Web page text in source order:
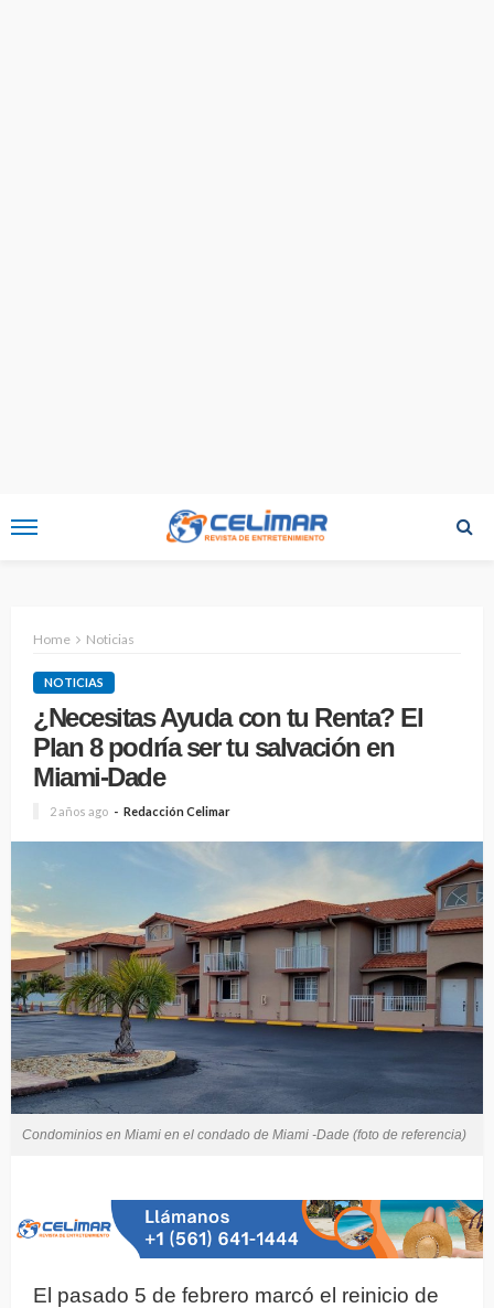
Home Noticias
NOTICIAS
¿Necesitas Ayuda con tu Renta? El
Plan 8 podría ser tu salvación en
Miami-Dade
2 años ago Redacción Celimar
Condominios en Miami en el condado de Miami -Dade (foto de referencia)
El pasado 5 de febrero marcó el reinicio de